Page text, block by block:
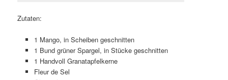
Zutaten:
1 Mango, in Scheiben geschnitten
1 Bund grüner Spargel, in Stücke geschnitten
1 Handvoll Granatapfelkerne
Fleur de Sel